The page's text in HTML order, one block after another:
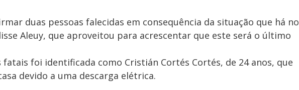
duas pessoas falecidas em consequência da situação que há no
Aleuy, que aproveitou para acrescentar que este será o último
fatais foi identificada como Cristián Cortés Cortés, de 24 anos, que
devido a uma descarga elétrica.